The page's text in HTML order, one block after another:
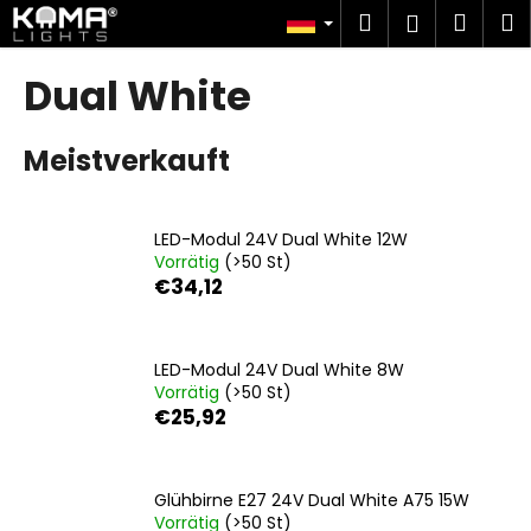
Zum
Inhalt
springen
Suchen
Login
Dual White
Meistverkauft
LED-Modul 24V Dual White 12W
Vorrätig (>50 St)
€34,12
LED-Modul 24V Dual White 8W
Vorrätig (>50 St)
€25,92
Glühbirne E27 24V Dual White A75 15W
Vorrätig (>50 St)
W
a
zum
zum
a